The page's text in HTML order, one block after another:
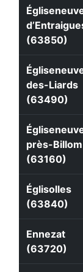
(63850)
des-Liards
(63490)
près-Billom
(63160)
Églisolles
(63840)
Ennezat
(63720)